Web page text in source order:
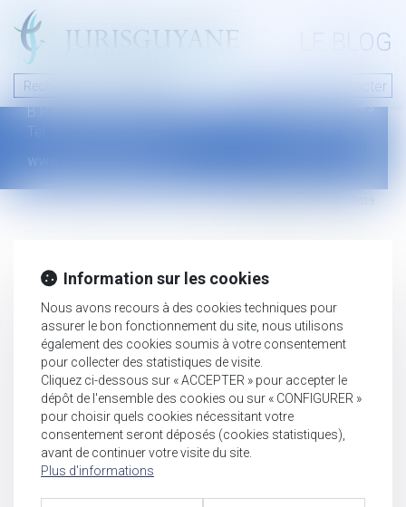
LE BLOG
Nous contacter
46 avenue de la liberté
B.P.315 - 97327 Cayenne Cedex
Tel : +594 594 29 45 35
www.jurisguyane.com
Mentions légales
Information sur les cookies
Nous avons recours à des cookies techniques pour
assurer le bon fonctionnement du site, nous utilisons
également des cookies soumis à votre consentement
pour collecter des statistiques de visite.
Cliquez ci-dessous sur « ACCEPTER » pour accepter le
dépôt de l'ensemble des cookies ou sur « CONFIGURER »
pour choisir quels cookies nécessitant votre
consentement seront déposés (cookies statistiques),
avant de continuer votre visite du site.
Plus d'informations